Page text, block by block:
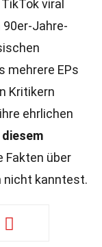
viral
90er-Jahre-
mehrere EPs
Kritikern
ehrlichen
diesem
Fakten über
nicht kanntest.